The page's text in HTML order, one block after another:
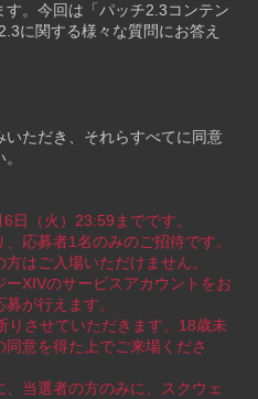
。今回は「パッチ2.3コンテン
に関する様々な質問にお答え
ただき、それらすべてに同意
（火）23:59までです。
応募者1名のみのご招待です。
はご入場いただけません。
XIVのサービスアカウントをお
が行えます。
させていただきます。18歳未
意を得た上でご来場くださ
当選者の方のみに、スクウェ